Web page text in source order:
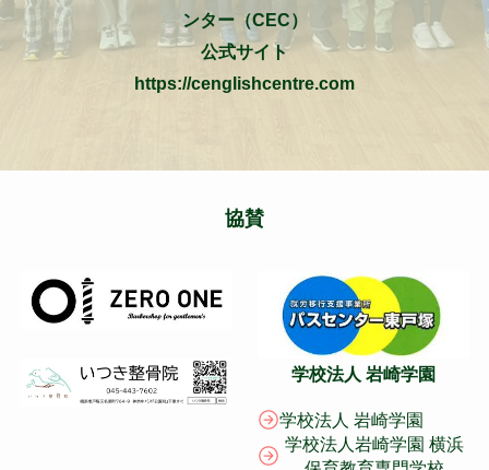
ンター（CEC）
公式サイト
https://cenglishcentre.com
協賛
学校法人 岩崎学園
学校法人 岩崎学園
学校法人岩崎学園 横浜